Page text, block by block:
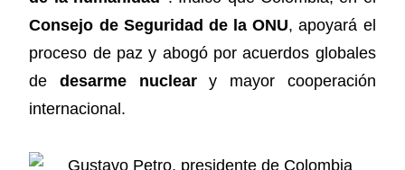
Consejo de Seguridad de la ONU, apoyará el
proceso de paz y abogó por acuerdos globales
dedesarme nucleary mayor cooperación
internacional.